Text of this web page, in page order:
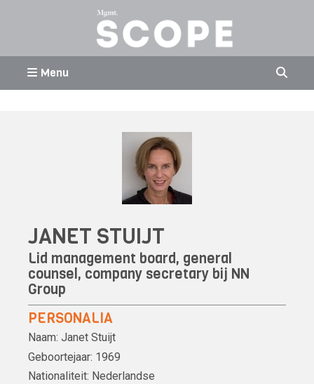
Menu
JANET STUIJT
Lid management board, general
counsel, company secretary bij NN
Group
PERSONALIA
Naam: Janet Stuijt
Geboortejaar: 1969
Nationaliteit: Nederlandse